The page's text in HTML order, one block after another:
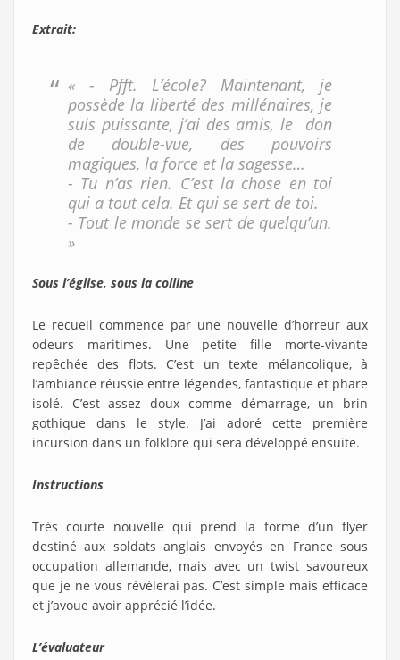
Extrait:
« - Pfft. L’école? Maintenant, je
possède la liberté des millénaires, je
suis puissante, j’ai des amis, le don
de double-vue, des pouvoirs
magiques, la force et la sagesse…
- Tu n’as rien. C’est la chose en toi
qui a tout cela. Et qui se sert de toi.
- Tout le monde se sert de quelqu’un.
»
Sous l’église, sous la colline
Le recueil commence par une nouvelle d’horreur aux
odeurs maritimes. Une petite fille morte-vivante
repêchée des flots. C’est un texte mélancolique, à
l’ambiance réussie entre légendes, fantastique et phare
isolé. C’est assez doux comme démarrage, un brin
gothique dans le style. J’ai adoré cette première
incursion dans un folklore qui sera développé ensuite.
Instructions
Très courte nouvelle qui prend la forme d’un flyer
destiné aux soldats anglais envoyés en France sous
occupation allemande, mais avec un twist savoureux
que je ne vous révélerai pas. C’est simple mais efficace
et j’avoue avoir apprécié l’idée.
L’évaluateur